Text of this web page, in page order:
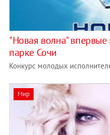
"Новая волна"
парке Сочи
Конкурс молодых
Мир